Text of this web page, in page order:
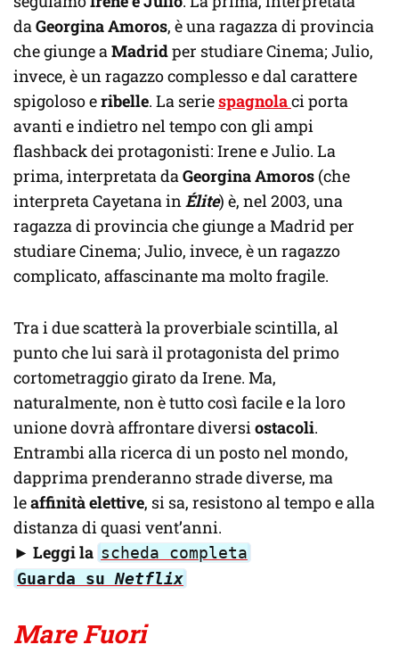
daGeorgina Amoros, è una ragazza di provincia
che giunge aMadridper studiare Cinema; Julio,
invece, è un ragazzo complesso e dal carattere
spigoloso eribelle. La seriespagnolaci porta
avanti e indietro nel tempo con gli ampi
flashback dei protagonisti: Irene e Julio. La
prima, interpretata daGeorgina Amoros (che
interpreta Cayetana inÉlite) è, nel 2003, una
ragazza di provincia che giunge a Madrid per
studiare Cinema; Julio, invece, è un ragazzo
complicato, affascinante ma molto fragile.
Tra i due scatterà la proverbiale scintilla, al
punto che lui sarà il protagonista del primo
cortometraggio girato da Irene. Ma,
naturalmente, non è tutto così facile e la loro
unione dovrà affrontare diversiostacoli.
Entrambi alla ricerca di un posto nel mondo,
dapprima prenderanno strade diverse, ma
leaffinità elettive, si sa, resistono al tempo e alla
distanza di quasi vent’anni.
► Leggi la scheda completa
Guarda suNetflix
Mare Fuori